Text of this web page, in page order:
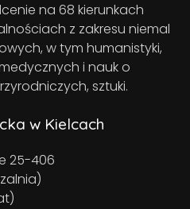
na 68 kierunkach
z zakresu niemal
w tym humanistyki,
i nauk o
sztuki.
w Kielcach
25-406